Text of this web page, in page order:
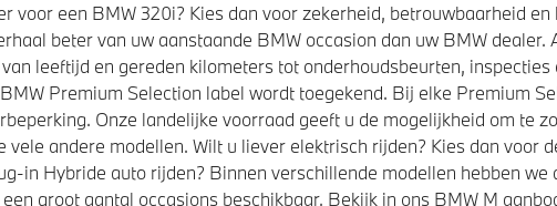
voor een BMW 320i? Kies dan voor zekerheid, betrouwbaarheid
beter van uw aanstaande BMW occasion dan uw BMW dealer.
leeftijd en gereden kilometers tot onderhoudsbeurten,
Premium Selection label wordt toegekend. Bij elke Premium
Onze landelijke voorraad geeft u de mogelijkheid om te
andere modellen. Wilt u liever elektrisch rijden? Kies dan voor
in Hybride auto rijden? Binnen verschillende modellen hebben
groot aantal occasions beschikbaar. Bekijk in ons BMW M